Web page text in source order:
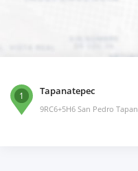
1 Tapanatepec
9RC6+5H6 San Pedro